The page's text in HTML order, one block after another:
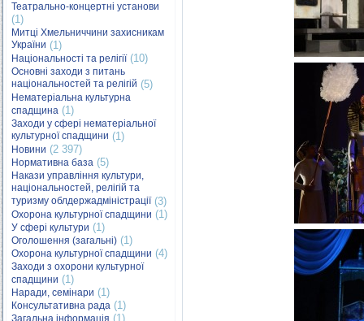
Театрально-концертні установи
(1)
Митці Хмельниччини захисникам
України (1)
Національності та релігії(10)
Основні заходи з питань
національностей та релігій (5)
Нематеріальна культурна
спадщина (1)
Заходи у сфері нематеріальної
культурної спадщини (1)
Новини (2 397)
Нормативна база (5)
Накази управління культури,
національностей, релігій та
туризму облдержадміністрації(3)
Охорона культурної спадщини (1)
У сфері культури (1)
Оголошення (загальні) (1)
Охорона культурної спадщини (4)
Заходи з охорони культурної
спадщини (1)
Наради, семінари (1)
Консультативна рада (1)
Загальна інформація (1)